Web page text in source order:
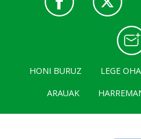
HONI BURUZ LEGE
ARAUAK